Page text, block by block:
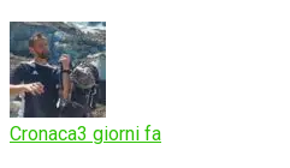
Cronaca3 giorni fa